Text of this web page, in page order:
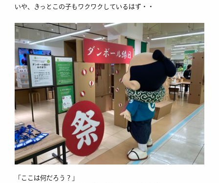
いや、きっとこの子もワクワクしているはず・・
「ここは何だろう？」